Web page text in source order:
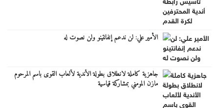
الأمير علي: لن ندعم إنفانتينو ولن نصوت له
جاهزية كاملة لانطلاق بطولة الأندية لألعاب القوى باسم المرحوم
مازن المومني بمشاركة قياسية